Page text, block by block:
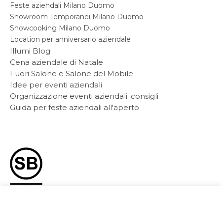
Feste aziendali Milano Duomo
Showroom Temporanei Milano Duomo
Showcooking Milano Duomo
Location per anniversario aziendale
Illumi Blog
Cena aziendale di Natale
Fuori Salone e Salone del Mobile
Idee per eventi aziendali
Organizzazione eventi aziendali: consigli
Guida per feste aziendali all'aperto